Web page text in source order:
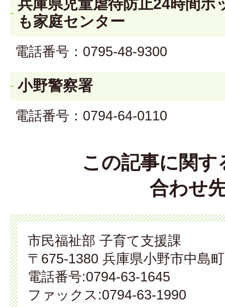
兵庫県児童虐待防止24時間ホ
も家庭センター
電話番号：0795-48-9300
小野警察署
電話番号：0794-64-0110
この記事に関す
合わせ
市民福祉部 子育て支援課
〒675-1380 兵庫県小野市中島
電話番号:0794-63-1645
ファックス:0794-63-1990